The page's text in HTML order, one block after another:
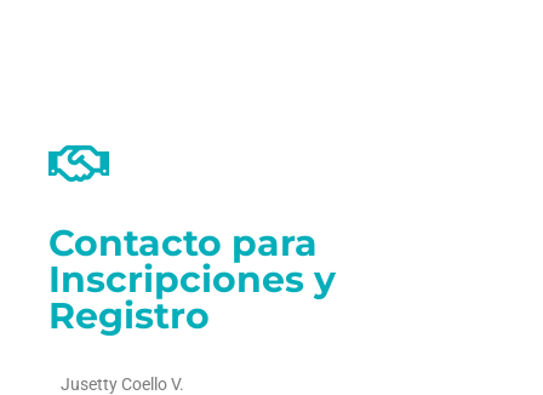
Contacto para
Inscripciones y
Registro
Jusetty Coello V.